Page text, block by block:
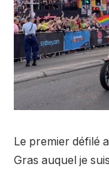
Le premier défilé
Gras auquel je